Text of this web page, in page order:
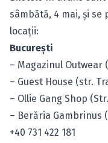
sâmbătă, 4 mai, şi
locaţii:
Bucureşti
– Magazinul Outwear
– Guest House (str.
– Ollie Gang Shop
– Berăria Gambrinus
+40 731 422 181